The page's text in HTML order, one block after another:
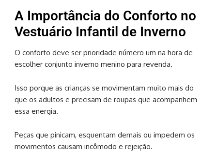
A Importância do Conforto no
Vestuário Infantil de Inverno
O conforto deve ser prioridade número um na hora de
escolher conjunto inverno menino para revenda.
Isso porque as crianças se movimentam muito mais do
que os adultos e precisam de roupas que acompanhem
essa energia.
Peças que pinicam, esquentam demais ou impedem os
movimentos causam incômodo e rejeição.